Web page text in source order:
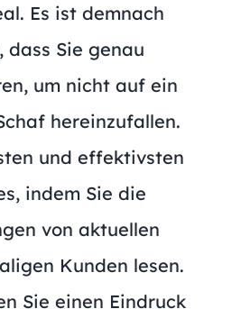
Es ist demnach
dass Sie genau
um nicht auf ein
hereinzufallen.
und effektivsten
indem Sie die
von aktuellen
Kunden lesen.
Sie einen Eindruck